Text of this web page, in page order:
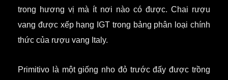
trong hương vị mà ít nơi nào có được. Chai rượu
vang được xếp hạng IGT trong bảng phân loại chính
thức của rượu vang Italy.
Primitivo là một giống nho đỏ trước đấy được trồng